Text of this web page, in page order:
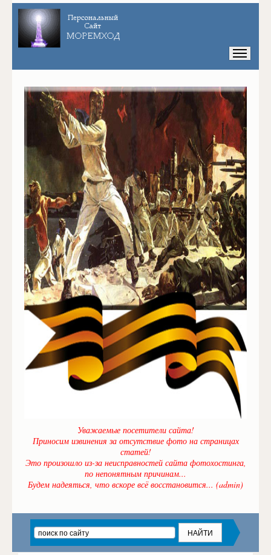
Уважаемые посетители сайта!
Приносим извинения за отсутствие фото на страницах
статей!
Это произошло из-за неисправностей сайта фотохостинга,
по непонятным причинам...
Будем надеяться, что вскоре всё восстановится... (admin)